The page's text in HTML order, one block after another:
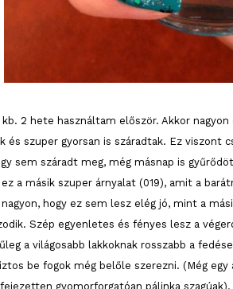
2 hete használtam először. Akkor
és szuper gyorsan is száradtak. Ez viszont
sem száradt meg, még másnap is
a másik szuper árnyalat (019), amit a
hogy ez sem lesz elég jó, mint a
Szép egyenletes és fényes lesz a
a világosabb lakkoknak rosszabb a
be fogok még belőle szerezni. (Még
gyomorforgatóan pálinka szagúak).